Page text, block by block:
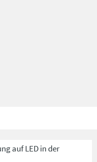
auf LED in der